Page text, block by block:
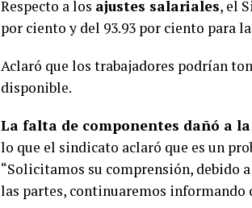
Respecto a los ajustes salariales, el
por ciento y del 93.93 por ciento para la
Aclaró que los trabajadores podrían
disponible.
La falta de componentes dañó a
lo que el sindicato aclaró que es un
“Solicitamos su comprensión, debido
las partes, continuaremos informando